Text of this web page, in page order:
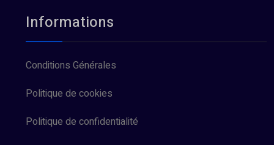
Informations
Conditions Générales
Politique de cookies
Politique de confidentialité